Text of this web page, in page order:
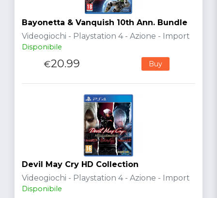
Bayonetta & Vanquish 10th Ann. Bundle
Videogiochi - Playstation 4 - Azione - Import
Disponibile
€20.99 Buy
Devil May Cry HD Collection
Videogiochi - Playstation 4 - Azione - Import
Disponibile